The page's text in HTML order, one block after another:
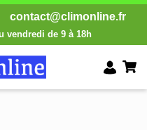
vendredi de 9 à 18h
contact@climonline.fr